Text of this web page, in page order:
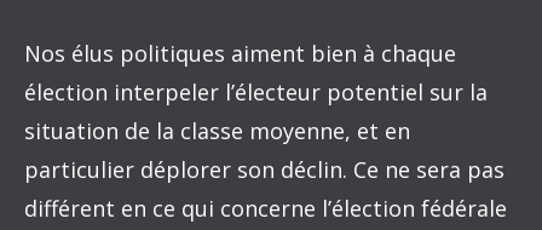
Nos élus politiques aiment bien à chaque
élection interpeler l’électeur potentiel sur la
situation de la classe moyenne, et en
particulier déplorer son déclin. Ce ne sera pas
différent en ce qui concerne l’élection fédérale